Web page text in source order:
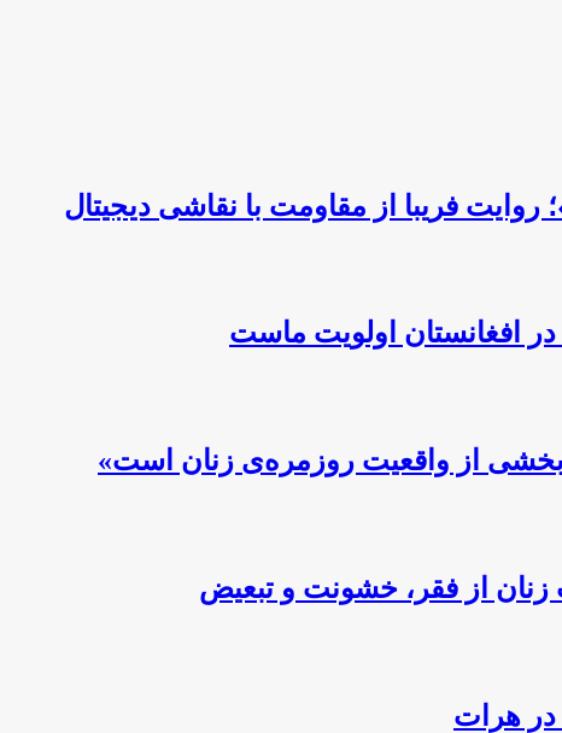
فریبا از مقاومت با نقاشی دیجیتال
افغانستان اولویت ماست
بخشی از واقعیت روزمره‌ی زنان است»
زنان از فقر، خشونت و تبعیض
در هرات